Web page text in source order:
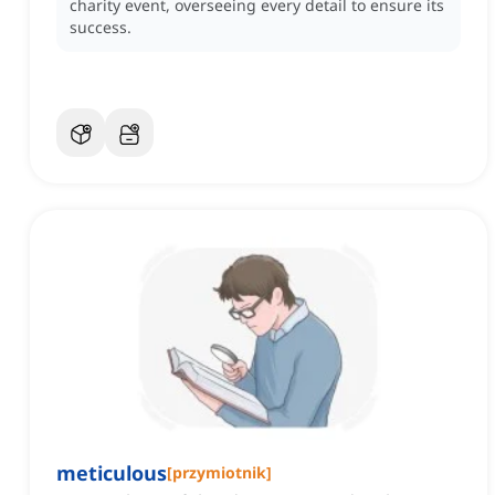
charity event, overseeing every detail to ensure its
success.
meticulous[przymiotnik]